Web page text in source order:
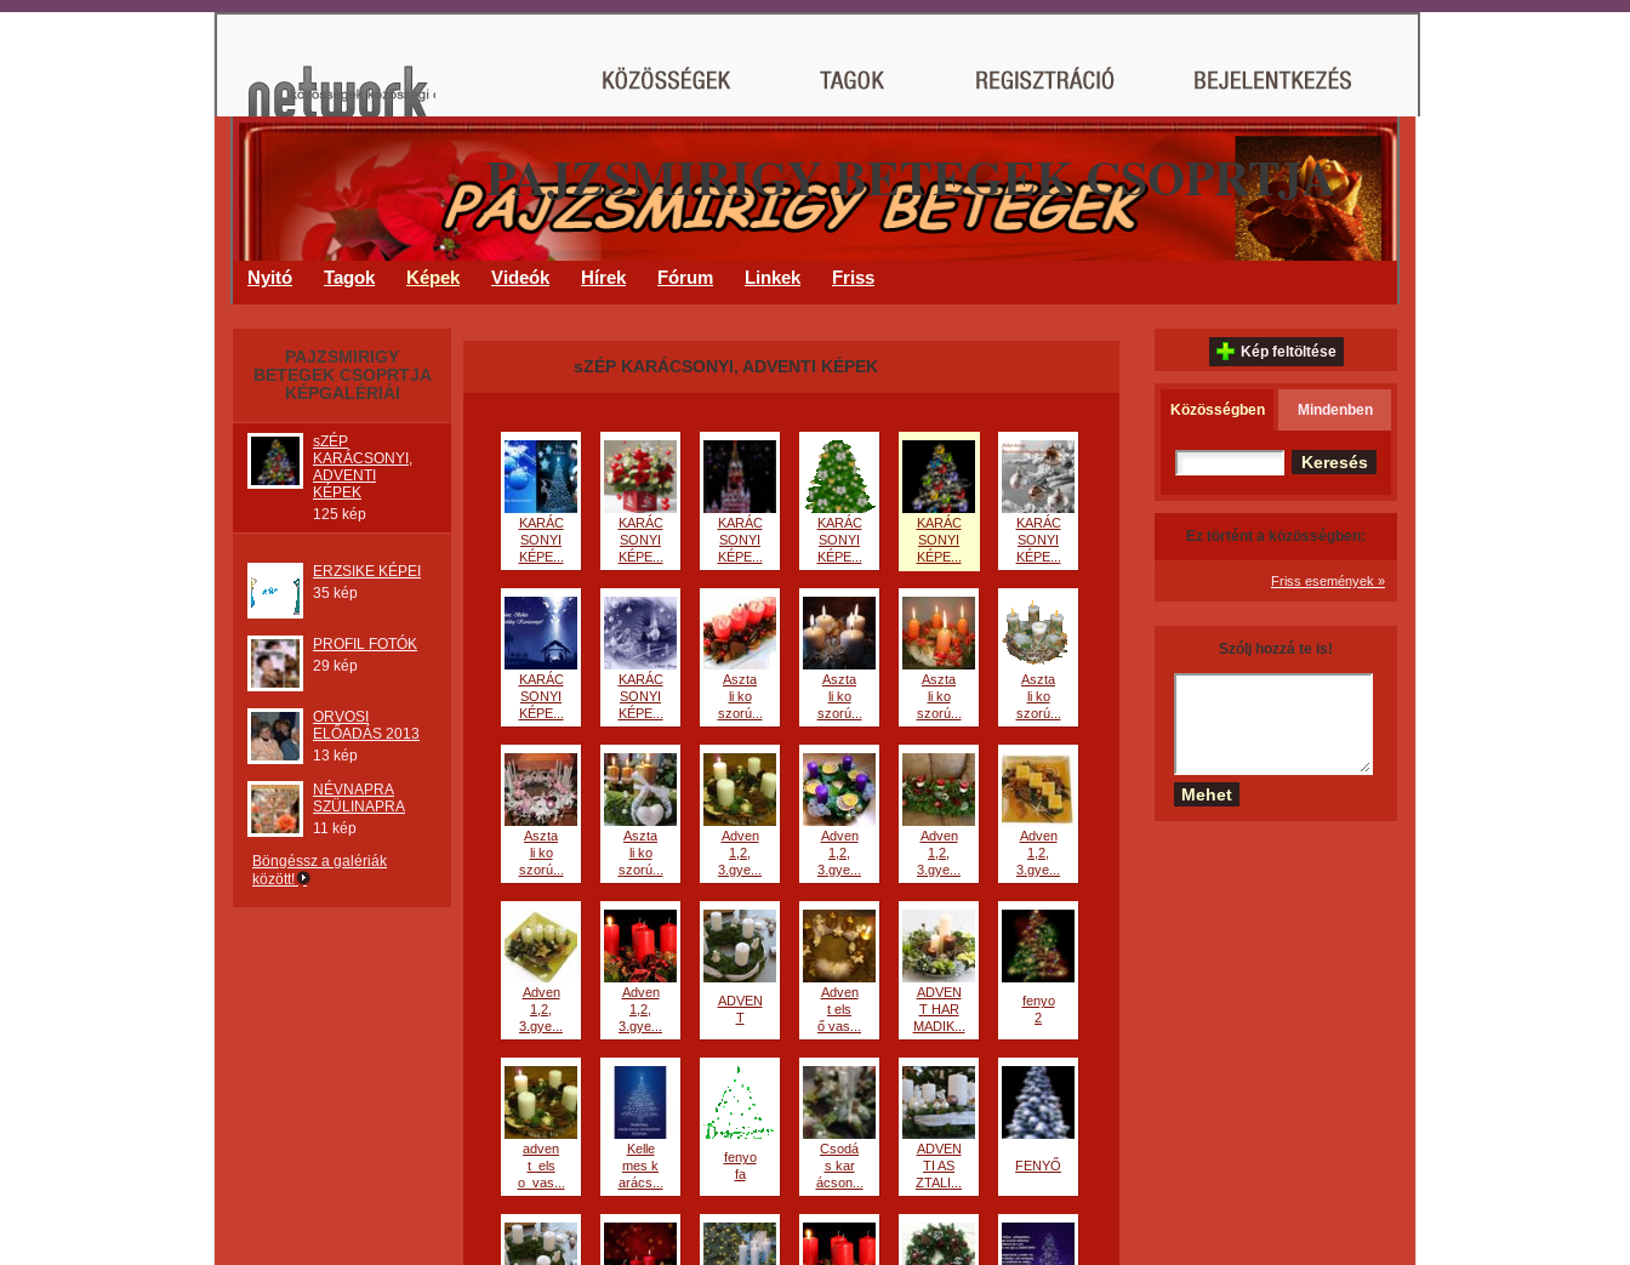
PAJZSMIRIGY BETEGEK CSOPRTJA
Nyitó Tagok Képek Videók Hírek Fórum Linkek Friss
PAJZSMIRIGY
BETEGEK CSOPRTJA
KÉPGALÉRIÁI
sZÉP
KARÁCSONYI,
ADVENTI
KÉPEK
125 kép
ERZSIKE KÉPEI
35 kép
PROFIL FOTÓK
29 kép
ORVOSI
ELŐADÁS 2013
13 kép
NÉVNAPRA
SZÜLINAPRA
11 kép
Böngéssz a galériák
között!
sZÉP KARÁCSONYI, ADVENTI KÉPEK
KARÁC
SONYI
KÉPE...
KARÁC
SONYI
KÉPE...
KARÁC
SONYI
KÉPE...
KARÁC
SONYI
KÉPE...
KARÁC
SONYI
KÉPE...
KARÁC
SONYI
KÉPE...
KARÁC
SONYI
KÉPE...
KARÁC
SONYI
KÉPE...
Aszta
li ko
szorú...
Aszta
li ko
szorú...
Aszta
li ko
szorú...
Aszta
li ko
szorú...
Aszta
li ko
szorú...
Aszta
li ko
szorú...
Adven
1,2,
3.gye...
Adven
1,2,
3.gye...
Adven
1,2,
3.gye...
Adven
1,2,
3.gye...
Adven
1,2,
3.gye...
Adven
1,2,
3.gye...
ADVEN
T
Adven
t els
ő vas...
ADVEN
T HAR
MADIK...
fenyo
2
adven
t_els
o_vas...
Kelle
mes k
arács...
fenyo
fa
Csodá
s kar
ácson...
ADVEN
TI AS
ZTALI...
FENYŐ
Kép feltöltése
Közösségben Mindenben
Ez történt a közösségben:
Friss események »
Szólj hozzá te is!